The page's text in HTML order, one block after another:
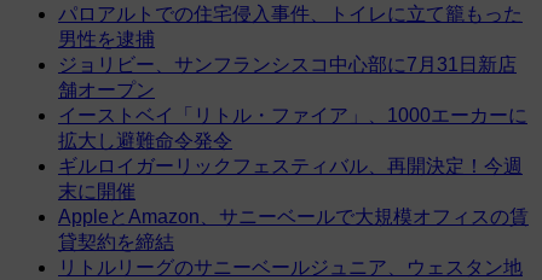
パロアルトでの住宅侵入事件、トイレに立て籠もった
男性を逮捕
ジョリビー、サンフランシスコ中心部に7月31日新店
舗オープン
イーストベイ「リトル・ファイア」、1000エーカーに
拡大し避難命令発令
ギルロイガーリックフェスティバル、再開決定！今週
末に開催
AppleとAmazon、サニーベールで大規模オフィスの賃
貸契約を締結
リトルリーグのサニーベールジュニア、ウェスタン地